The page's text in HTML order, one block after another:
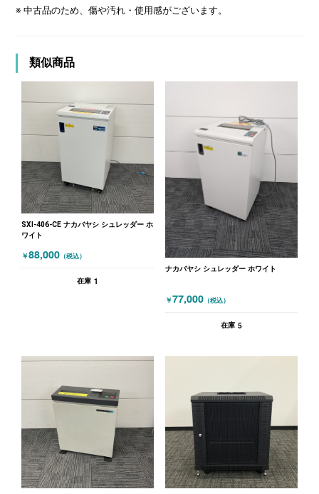
※ 中古品のため、傷や汚れ・使用感がございます。
類似商品
SXI-406-CE ナカバヤシ シュレッダー ホ
ワイト
￥88,000 （税込）
在庫 1
ナカバヤシ シュレッダー ホワイト
￥77,000 （税込）
在庫 5